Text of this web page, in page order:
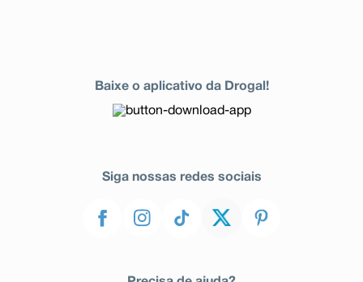
Baixe o aplicativo da Drogal!
Siga nossas redes sociais